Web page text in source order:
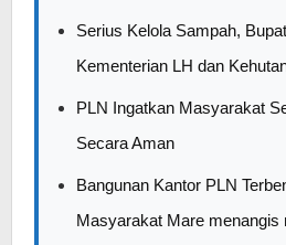
Serius Kelola Sampah,
Kementerian LH dan
PLN Ingatkan Masyarakat
Secara Aman
Bangunan Kantor PLN
Masyarakat Mare menangis